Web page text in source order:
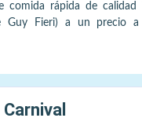
comida rápida de calidad
Guy Fieri) a un precio a
Carnival